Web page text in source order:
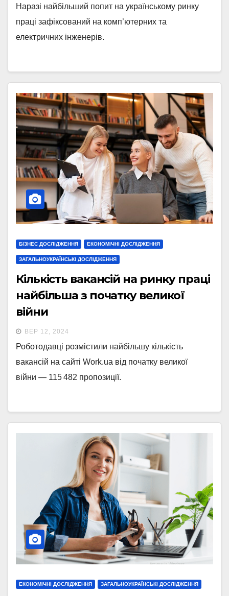
Наразі найбільший попит на українському ринку
праці зафіксований на комп’ютерних та
електричних інженерів.
БІЗНЕС ДОСЛІДЖЕННЯ ЕКОНОМІЧНІ ДОСЛІДЖЕННЯ
ЗАГАЛЬНОУКРАЇНСЬКІ ДОСЛІДЖЕННЯ
Кількість вакансій на ринку праці
найбільша з початку великої
війни
ВЕР 12, 2024
Роботодавці розмістили найбільшу кількість
вакансій на сайті Work.ua від початку великої
війни — 115 482 пропозиції.
ЕКОНОМІЧНІ ДОСЛІДЖЕННЯ ЗАГАЛЬНОУКРАЇНСЬКІ ДОСЛІДЖЕННЯ